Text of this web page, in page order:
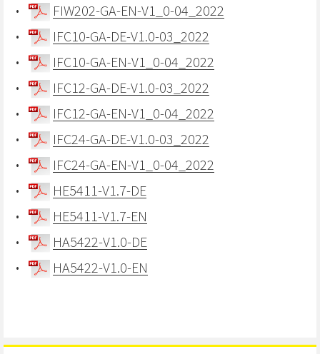
FIW202-GA-EN-V1_0-04_2022
IFC10-GA-DE-V1.0-03_2022
IFC10-GA-EN-V1_0-04_2022
IFC12-GA-DE-V1.0-03_2022
IFC12-GA-EN-V1_0-04_2022
IFC24-GA-DE-V1.0-03_2022
IFC24-GA-EN-V1_0-04_2022
HE5411-V1.7-DE
HE5411-V1.7-EN
HA5422-V1.0-DE
HA5422-V1.0-EN